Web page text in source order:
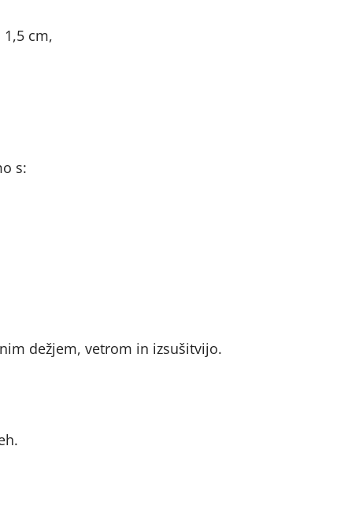
cm,
s:
dežjem, vetrom in izsušitvijo.